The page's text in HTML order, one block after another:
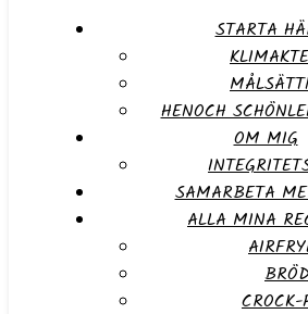
STARTA
HENOCH
OM MIG
SAMARBETA
ALLA MINA
CROCK-